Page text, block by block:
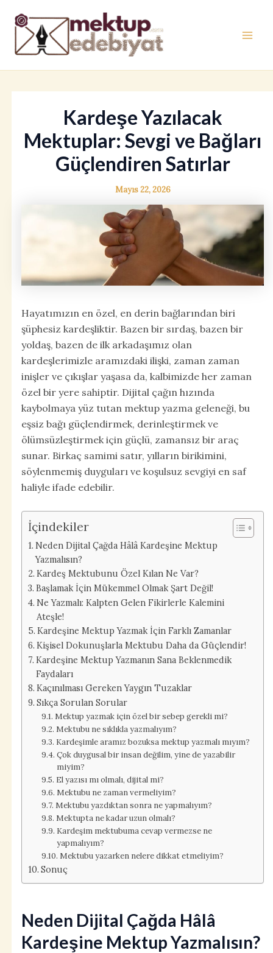
atla
Kardeşe Yazılacak
Mektuplar: Sevgi ve Bağları
Güçlendiren Satırlar
Mayıs 22, 2026
Hayatımızın en özel, en derin bağlarından biri
şüphesiz kardeşliktir. Bazen bir sırdaş, bazen bir
yoldaş, bazen de ilk arkadaşımız olan
kardeşlerimizle aramızdaki ilişki, zaman zaman
inişler ve çıkışlar yaşasa da, kalbimizde her zaman
özel bir yere sahiptir. Dijital çağın hızında
kaybolmaya yüz tutan mektup yazma geleneği, bu
eşsiz bağı güçlendirmek, derinleştirmek ve
ölümsüzleştirmek için güçlü, zamansız bir araç
sunar. Birkaç samimi satır, yılların birikimini,
söylenmemiş duyguları ve koşulsuz sevgiyi en saf
haliyle ifade edebilir.
İçindekiler
Neden Dijital Çağda Hâlâ Kardeşine Mektup
Yazmalısın?
Kardeş Mektubunu Özel Kılan Ne Var?
Başlamak İçin Mükemmel Olmak Şart Değil!
Ne Yazmalı: Kalpten Gelen Fikirlerle Kalemini
Ateşle!
Kardeşine Mektup Yazmak İçin Farklı Zamanlar
Kişisel Dokunuşlarla Mektubu Daha da Güçlendir!
Kardeşine Mektup Yazmanın Sana Beklenmedik
Faydaları
Kaçınılması Gereken Yaygın Tuzaklar
Sıkça Sorulan Sorular
Mektup yazmak için özel bir sebep gerekli mi?
Mektubu ne sıklıkla yazmalıyım?
Kardeşimle aramız bozuksa mektup yazmalı mıyım?
Çok duygusal bir insan değilim, yine de yazabilir
miyim?
El yazısı mı olmalı, dijital mi?
Mektubu ne zaman vermeliyim?
Mektubu yazdıktan sonra ne yapmalıyım?
Mektupta ne kadar uzun olmalı?
Kardeşim mektubuma cevap vermezse ne
yapmalıyım?
Mektubu yazarken nelere dikkat etmeliyim?
Sonuç
Neden Dijital Çağda Hâlâ
Kardeşine Mektup Yazmalısın?